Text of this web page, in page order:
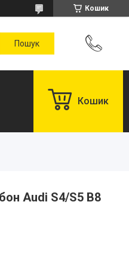
Кошик
Кошик
Audi S4/S5 B8